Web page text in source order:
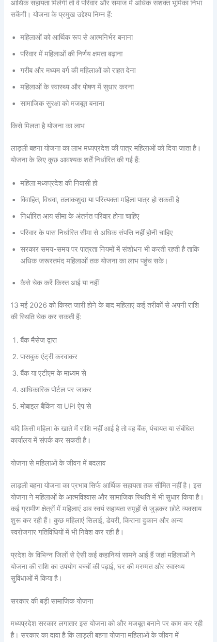
आर्थिक सहायता मिलेगी तो वे परिवार और समाज में अधिक सशक्त भूमिका निभा
सकेंगी। योजना के प्रमुख उद्देश्य निम्न हैं:
महिलाओं को आर्थिक रूप से आत्मनिर्भर बनाना
परिवार में महिलाओं की निर्णय क्षमता बढ़ाना
गरीब और मध्यम वर्ग की महिलाओं को राहत देना
महिलाओं के स्वास्थ्य और पोषण में सुधार करना
सामाजिक सुरक्षा को मजबूत बनाना
किसे मिलता है योजना का लाभ
लाड़ली बहना योजना का लाभ मध्यप्रदेश की पात्र महिलाओं को दिया जाता है।
योजना के लिए कुछ आवश्यक शर्तें निर्धारित की गई हैं:
महिला मध्यप्रदेश की निवासी हो
विवाहित, विधवा, तलाकशुदा या परित्यक्ता महिला पात्र हो सकती है
निर्धारित आय सीमा के अंतर्गत परिवार होना चाहिए
परिवार के पास निर्धारित सीमा से अधिक संपत्ति नहीं होनी चाहिए
सरकार समय-समय पर पात्रता नियमों में संशोधन भी करती रहती है ताकि
अधिक जरूरतमंद महिलाओं तक योजना का लाभ पहुंच सके।
कैसे चेक करें किस्त आई या नहीं
13 मई 2026 को किस्त जारी होने के बाद महिलाएं कई तरीकों से अपनी राशि
की स्थिति चेक कर सकती हैं:
बैंक मैसेज द्वारा
पासबुक एंट्री करवाकर
बैंक या एटीएम के माध्यम से
आधिकारिक पोर्टल पर जाकर
मोबाइल बैंकिंग या UPI ऐप से
यदि किसी महिला के खाते में राशि नहीं आई है तो वह बैंक, पंचायत या संबंधित
कार्यालय में संपर्क कर सकती है।
योजना से महिलाओं के जीवन में बदलाव
लाड़ली बहना योजना का प्रभाव सिर्फ आर्थिक सहायता तक सीमित नहीं है। इस
योजना ने महिलाओं के आत्मविश्वास और सामाजिक स्थिति में भी सुधार किया है।
कई ग्रामीण क्षेत्रों में महिलाएं अब स्वयं सहायता समूहों से जुड़कर छोटे व्यवसाय
शुरू कर रही हैं। कुछ महिलाएं सिलाई, डेयरी, किराना दुकान और अन्य
स्वरोजगार गतिविधियों में भी निवेश कर रही हैं।
प्रदेश के विभिन्न जिलों से ऐसी कई कहानियां सामने आई हैं जहां महिलाओं ने
योजना की राशि का उपयोग बच्चों की पढ़ाई, घर की मरम्मत और स्वास्थ्य
सुविधाओं में किया है।
सरकार की बड़ी सामाजिक योजना
मध्यप्रदेश सरकार लगातार इस योजना को और मजबूत बनाने पर काम कर रही
है। सरकार का दावा है कि लाड़ली बहना योजना महिलाओं के जीवन में